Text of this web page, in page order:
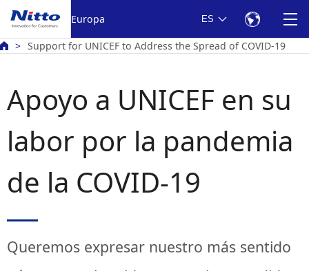
Europa ES
Support for UNICEF to Address the Spread of COVID-19
Apoyo a UNICEF en su
labor por la pandemia
de la COVID-19
Queremos expresar nuestro más sentido